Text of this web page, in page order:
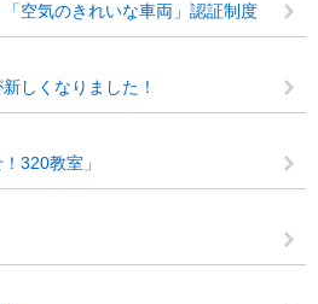
「空気のきれいな車両」認証制度
しくなりました！
320教室」